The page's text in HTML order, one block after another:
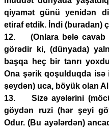
qiyamət günü yenidən
etiraf etdik. İndi (buradan)
12. (Onlara belə cavab
görədir ki, (dünyada)
başqa heç bir tanrı
Ona şərik qoşulduqda isə
şeydən) uca, böyük olan
13. Sizə ayələrini
göydən ruzi (hər şeyi
Odur. (Bu ayələrdən)